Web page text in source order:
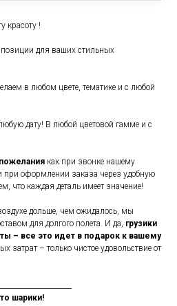
красоту !
для ваших стильных
в любом цвете, тематике и с любой
дату! В любой цветовой гамме и с
как при звонке нашему
при оформлении заказа через удобную
что каждая деталь имеет значение!
дольше, чем ожидалось, мы
для долгого полета. И да, грузики
– все это идет в подарок к вашему
затрат – только чистое удовольствие от
шарики!